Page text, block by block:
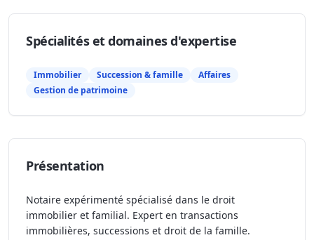
Spécialités et domaines d'expertise
Immobilier Succession & famille
Affaires
Gestion de patrimoine
Présentation
Notaire expérimenté spécialisé dans le droit
immobilier et familial. Expert en transactions
immobilières, successions et droit de la famille.